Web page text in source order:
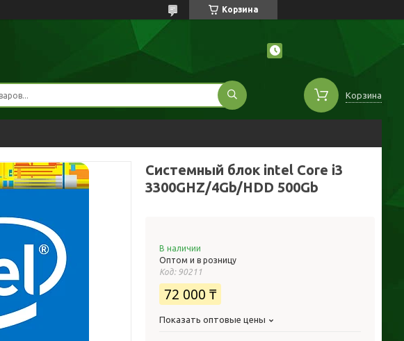
Корзина
Корзина
Системный блок intel Core i3
3300GHZ/4Gb/HDD 500Gb
В наличии
Оптом и в розницу
Код: 90211
72 000 ₸
Показать оптовые цены